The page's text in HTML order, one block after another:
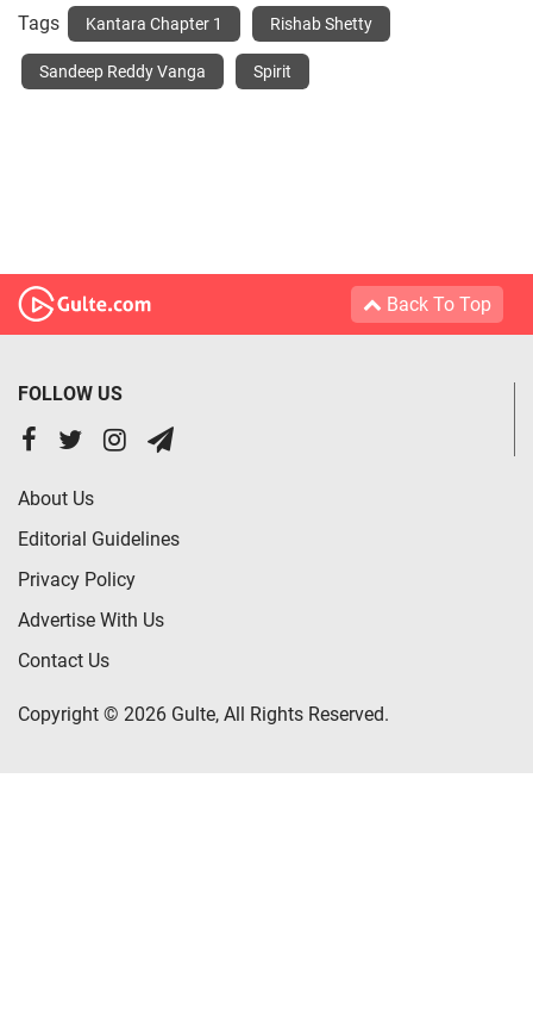
Tags Kantara Chapter 1 Rishab Shetty
Sandeep Reddy Vanga Spirit
Back To Top
FOLLOW US
About Us
Editorial Guidelines
Privacy Policy
Advertise With Us
Contact Us
Copyright © 2026 Gulte, All Rights Reserved.